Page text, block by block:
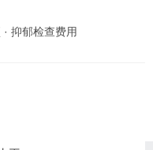
· 抑郁检查费用